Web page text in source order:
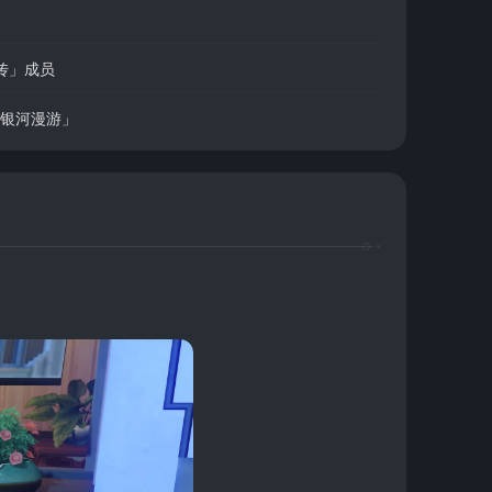
」成员
河漫游」